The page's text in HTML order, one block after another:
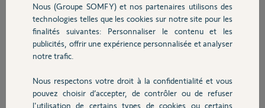
Sécurité
Domotique
Chauffage
Le PIN de ma box est le 1208-7878-9706
On m'a déjà dépanné pour ce problème mais ça n'a fonctionné de
nouveau seulement pendant 5 jours. J'ai donc éloigné ma Tahoma de
ma box au maximum mais ça ne refonctionne pas.
Pouvez vous svp m'aider à résoudre ce problème svp ?
Avez-vous d'autres conseils pour que cela ne se reproduise plus svp ?
Nous (Groupe SOMFY) et nos partenaires utilisons des
technologies telles que les cookies sur notre site pour les
finalités suivantes: Personnaliser le contenu et les
publicités, offrir une expérience personnalisée et analyser
notre trafic.
Nous respectons votre droit à la confidentialité et vous
pouvez choisir d’accepter, de contrôler ou de refuser
l'utilisation de certains types de cookies ou certains